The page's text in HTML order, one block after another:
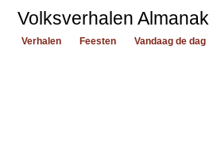
Volksverhalen Almanak
Verhalen Feesten Vandaag de dag